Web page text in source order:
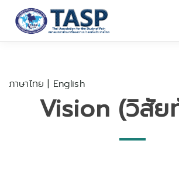
ภาษาไทย | English
Vision (วิสัย